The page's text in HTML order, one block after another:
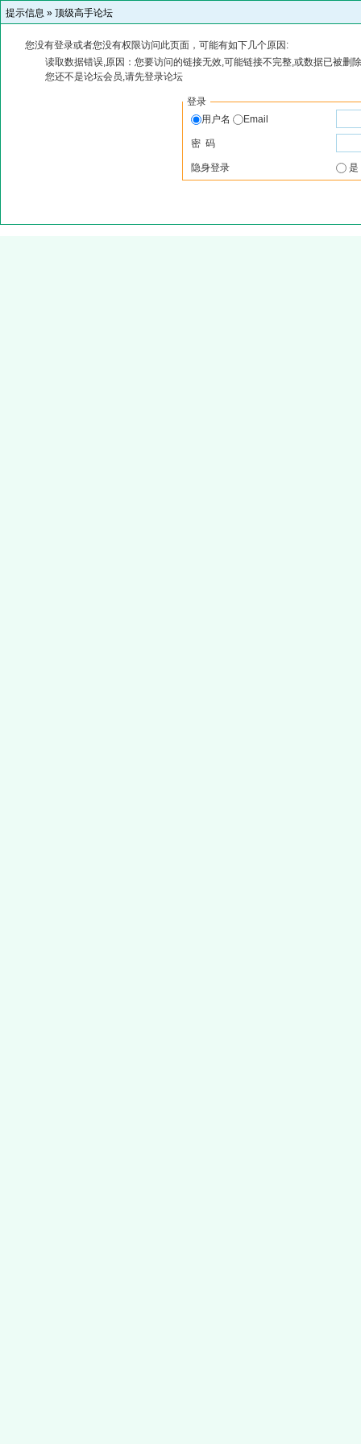
提示信息 » 顶级高手论坛
您没有登录或者您没有权限访问此页面，可能有如下几个原因:
读取数据错误,原因：您要访问的链接无效,可能链接不完整,或数据已被删
您还不是论坛会员,请先登录论坛
登录
用户名
Email
密 码
隐身登录